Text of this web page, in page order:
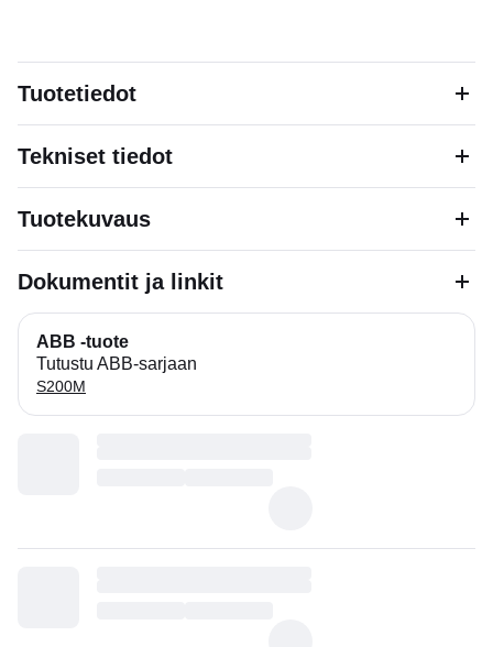
Tuotetiedot
Tekniset tiedot
Tuotekuvaus
Dokumentit ja linkit
ABB -tuote
Tutustu ABB-sarjaan
S200M